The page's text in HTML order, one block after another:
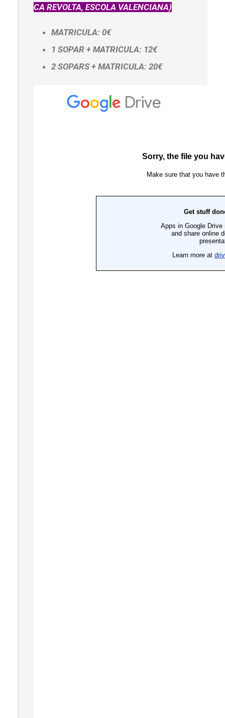
CA REVOLTA, ESCOLA VALENCIANA)
MATRICULA: 0€
1 SOPAR + MATRICULA: 12€
2 SOPARS + MATRICULA: 20€